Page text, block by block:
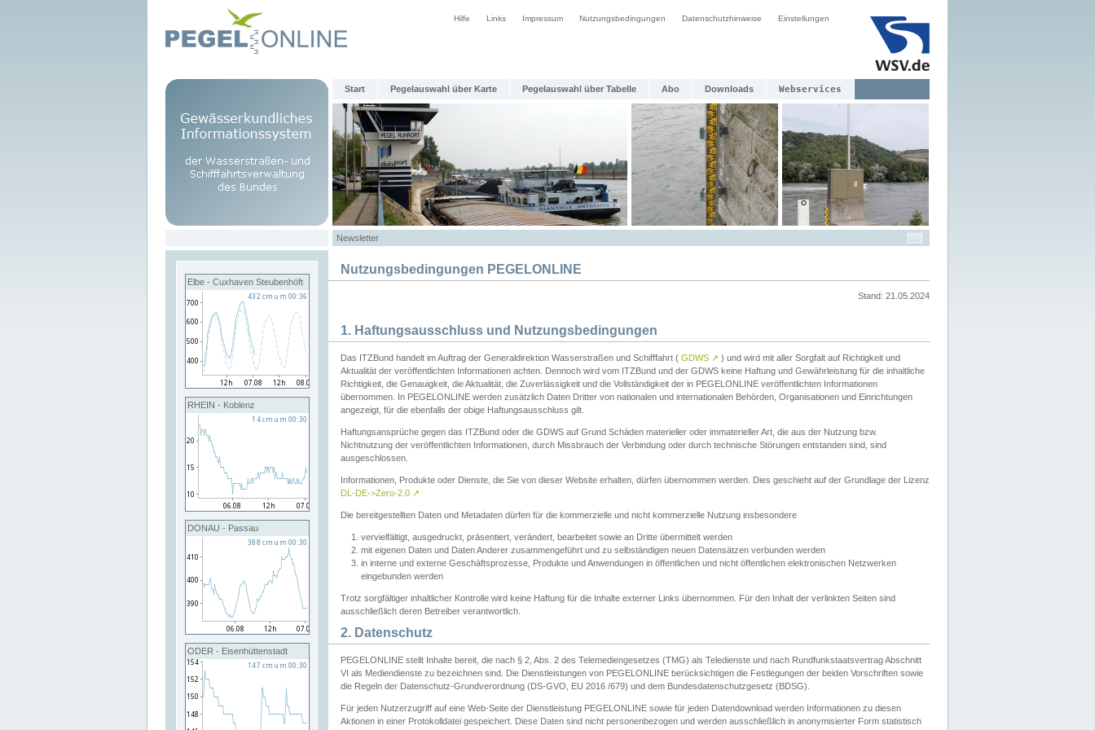
Hilfe Links Impressum Nutzungsbedingungen Datenschutzhinweise Einstellungen
Start Pegelauswahl über Karte Pegelauswahl über Tabelle Abo Downloads Webservices
Newsletter
Elbe - Cuxhaven Steubenhöft
RHEIN - Koblenz
DONAU - Passau
ODER - Eisenhüttenstadt
Nutzungsbedingungen PEGELONLINE
Stand: 21.05.2024
1. Haftungsausschluss und Nutzungsbedingungen
Das ITZBund handelt im Auftrag der Generaldirektion Wasserstraßen und Schifffahrt ( GDWS ↗ ) und wird mit aller Sorgfalt auf Richtigkeit und
Aktualität der veröffentlichten Informationen achten. Dennoch wird vom ITZBund und der GDWS keine Haftung und Gewährleistung für die inhaltliche
Richtigkeit, die Genauigkeit, die Aktualität, die Zuverlässigkeit und die Vollständigkeit der in PEGELONLINE veröffentlichten Informationen
übernommen. In PEGELONLINE werden zusätzlich Daten Dritter von nationalen und internationalen Behörden, Organisationen und Einrichtungen
angezeigt, für die ebenfalls der obige Haftungsausschluss gilt.
Haftungsansprüche gegen das ITZBund oder die GDWS auf Grund Schäden materieller oder immaterieller Art, die aus der Nutzung bzw.
Nichtnutzung der veröffentlichten Informationen, durch Missbrauch der Verbindung oder durch technische Störungen entstanden sind, sind
ausgeschlossen.
Informationen, Produkte oder Dienste, die Sie von dieser Website erhalten, dürfen übernommen werden. Dies geschieht auf der Grundlage der Lizenz
DL-DE->Zero-2.0 ↗
Die bereitgestellten Daten und Metadaten dürfen für die kommerzielle und nicht kommerzielle Nutzung insbesondere
vervielfältigt, ausgedruckt, präsentiert, verändert, bearbeitet sowie an Dritte übermittelt werden
mit eigenen Daten und Daten Anderer zusammengeführt und zu selbständigen neuen Datensätzen verbunden werden
in interne und externe Geschäftsprozesse, Produkte und Anwendungen in öffentlichen und nicht öffentlichen elektronischen Netzwerken
eingebunden werden
Trotz sorgfältiger inhaltlicher Kontrolle wird keine Haftung für die Inhalte externer Links übernommen. Für den Inhalt der verlinkten Seiten sind
ausschließlich deren Betreiber verantwortlich.
2. Datenschutz
PEGELONLINE stellt Inhalte bereit, die nach § 2, Abs. 2 des Telemediengesetzes (TMG) als Teledienste und nach Rundfunkstaatsvertrag Abschnitt
VI als Mediendienste zu bezeichnen sind. Die Dienstleistungen von PEGELONLINE berücksichtigen die Festlegungen der beiden Vorschriften sowie
die Regeln der Datenschutz-Grundverordnung (DS-GVO, EU 2016 /679) und dem Bundesdatenschutzgesetz (BDSG).
Für jeden Nutzerzugriff auf eine Web-Seite der Dienstleistung PEGELONLINE sowie für jeden Datendownload werden Informationen zu diesen
Aktionen in einer Protokolldatei gespeichert. Diese Daten sind nicht personenbezogen und werden ausschließlich in anonymisierter Form statistisch